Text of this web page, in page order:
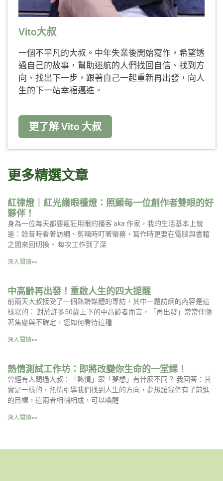
Vito大叔
一個不平凡的大叔。中年失業後開始寫作，希望透
過自己的故事，幫助迷航的人們找回自信、找到方
向、找出下一步，跟著自己一起重新再出發，向人
生的下一站幸福邁進。
更了解 Vito 大叔
更多精選文章
紅律燈｜紅光護眼檯燈：照顧每一位創作者雙眼的好
夥伴！
身為一位每天都要瘋狂用眼的播客 aka 作家，我的生活基本上就
是：錄音時看著訪綱、剪輯時盯著螢幕，寫作時更要在電腦與書籍
之間來回切換。 每次工作到了深
深入閱讀>>
中高齡再出發！重啟人生的四大提醒
前兩天大叔接受了一個熟齡媒體的專訪，其中一題訪綱的內容是這
樣寫的： 對於許多50歲上下的中高齡者而言，「再出發」常常伴隨
著焦慮與不確定，您如何看待這種
深入閱讀>>
熱情測試工作坊：即將改變你生命的一堂課！
曾經有人問過大叔：「熱情」跟「夢想」有什麼不同？ 我回答：其
實是一樣的，熱情引導我們找到人生的方向，夢想讓我們有了前進
的目標，這兩者相輔相成，可以喚醒
深入閱讀>>